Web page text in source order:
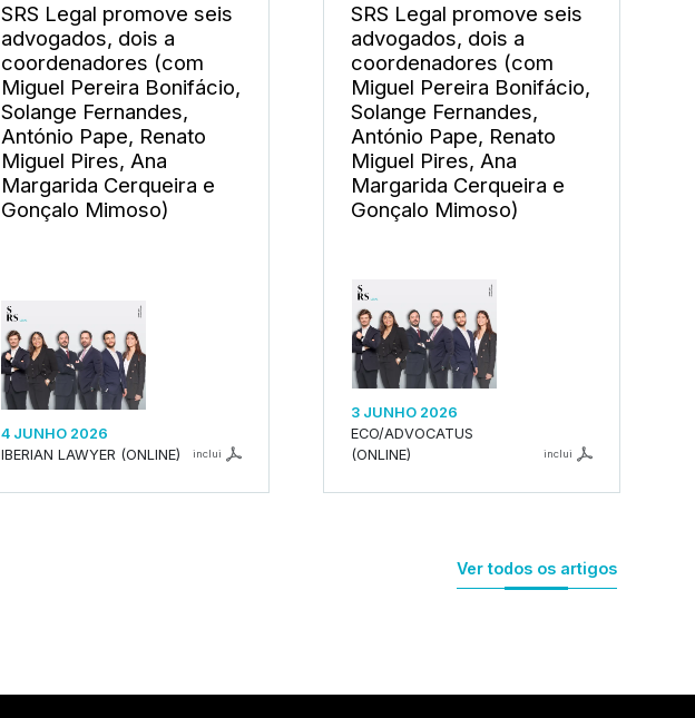
SRS Legal promove seis
advogados, dois a
coordenadores (com
Miguel Pereira Bonifácio,
Solange Fernandes,
António Pape, Renato
Miguel Pires, Ana
Margarida Cerqueira e
Gonçalo Mimoso)
4 JUNHO 2026
IBERIAN LAWYER (ONLINE)
inclui
SRS Legal promove seis
advogados, dois a
coordenadores (com
Miguel Pereira Bonifácio,
Solange Fernandes,
António Pape, Renato
Miguel Pires, Ana
Margarida Cerqueira e
Gonçalo Mimoso)
3 JUNHO 2026
ECO/ADVOCATUS
(ONLINE)
inclui
Ver todos os artigos